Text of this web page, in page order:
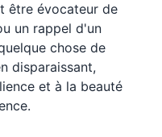
être évocateur de
un rappel d'un
chose de
disparaissant,
et à la beauté